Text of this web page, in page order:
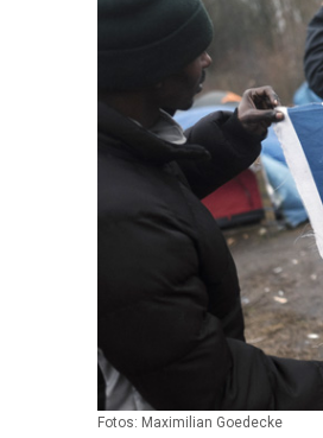
Fotos: Maximilian Goedecke